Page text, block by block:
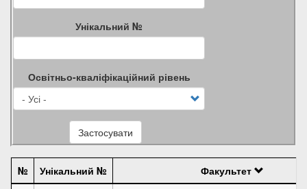
Унікальний №
Освітньо-кваліфікаційний рівень
Застосувати
№ Унікальний №
Факультет